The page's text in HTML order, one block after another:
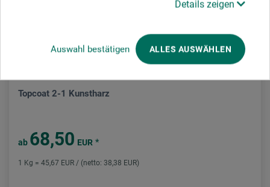
Details zeigen
Auswahl bestätigen ALLES AUSWÄHLEN
Topcoat 2-1 Kunstharz
ab 68,50 EUR *
1 Kg = 45,67 EUR / (netto: 38,38 EUR)